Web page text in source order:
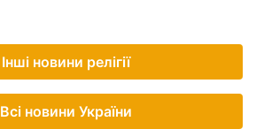
Інші новини релігії
Всі новини України